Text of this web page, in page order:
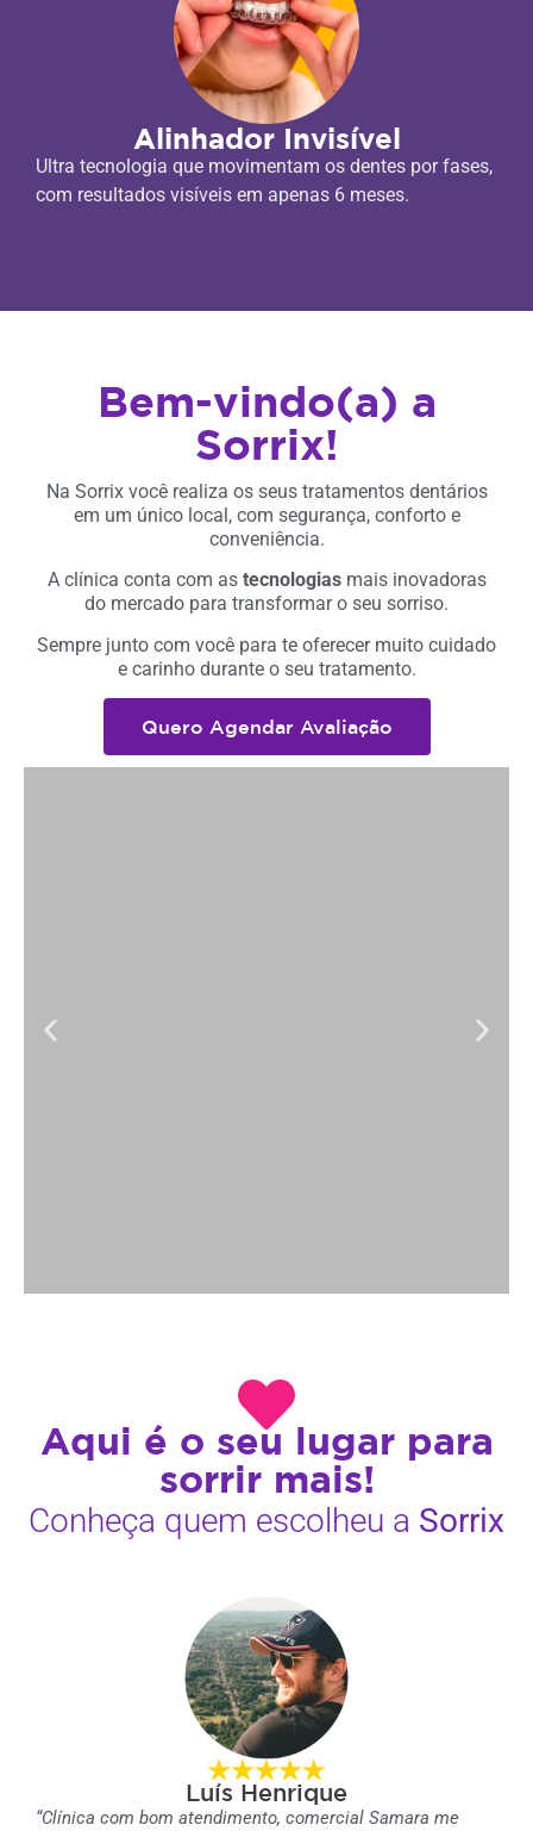
Alinhador Invisível
Ultra tecnologia que movimentam os dentes por fases,
com resultados visíveis em apenas 6 meses.
Bem-vindo(a) a
Sorrix!
Na Sorrix você realiza os seus tratamentos dentários
em um único local, com segurança, conforto e
conveniência.
A clínica conta com as tecnologiasmais inovadoras
do mercado para transformar o seu sorriso.
Sempre junto com você para te oferecer muito cuidado
e carinho durante o seu tratamento.
Quero Agendar Avaliação
Aqui é o seu lugar para
sorrir mais!
Conheça quem escolheu a Sorrix
Luís Henrique
“Clínica com bom atendimento, comercial Samara me